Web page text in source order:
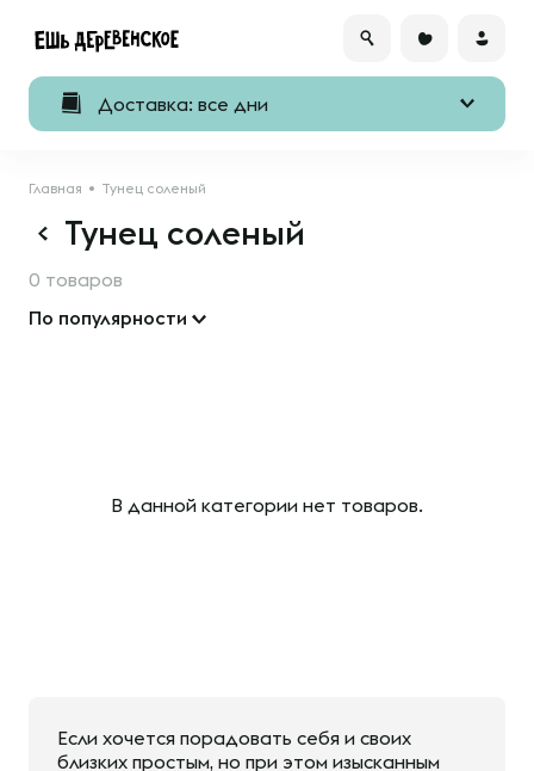
Доставка: все дни
Главная Тунец соленый
Тунец соленый
0 товаров
По популярности
В данной категории нет товаров.
Если хочется порадовать себя и своих
близких простым, но при этом изысканным